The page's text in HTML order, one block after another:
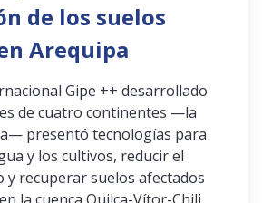
de los suelos
Arequipa
Gipe ++ desarrollado
de cuatro continentes —la
presentó tecnologías para
y los cultivos, reducir el
y recuperar suelos afectados
la cuenca Quilca-Vítor-Chili.